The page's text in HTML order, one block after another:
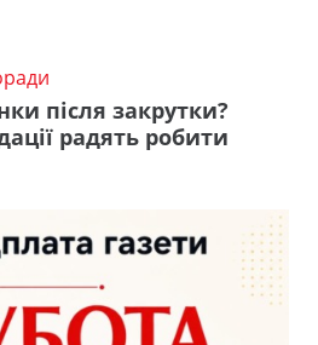
після закрутки?
радять робити